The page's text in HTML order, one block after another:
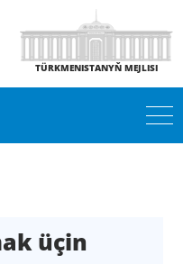
TÜRKMENISTANYŇ MEJLISI
üçin